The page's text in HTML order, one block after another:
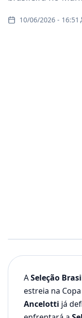
10/06/2026 - 16:51
ASeleção
estreia na
Ancelotti já